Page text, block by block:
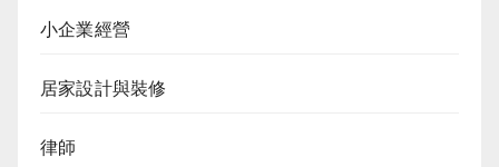
小企業經營
居家設計與裝修
律師